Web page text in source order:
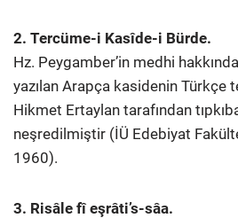
2. Tercüme-i Kasîde-i Bürde.
Hz. Peygamber’in medhi
yazılan Arapça kasidenin Türkçe
Hikmet Ertaylan tarafından
neşredilmiştir (İÜ Edebiyat
1960).
3. Risâle fî eşrâti’s-sâa.